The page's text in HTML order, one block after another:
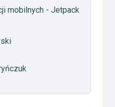
mobilnych - Jetpack